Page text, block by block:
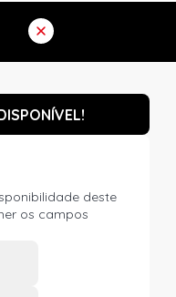
deste
os campos